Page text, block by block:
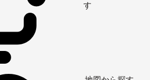
す